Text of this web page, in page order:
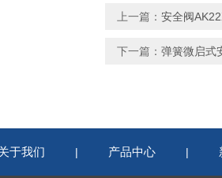
上一篇： 安全阀
下一篇： 弹簧微启式
于我们 | 产品中心 |